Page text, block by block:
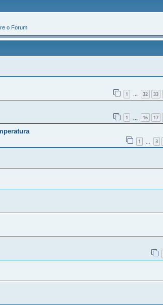
o Forum
1 ... 32 33
1 16 17
1 3